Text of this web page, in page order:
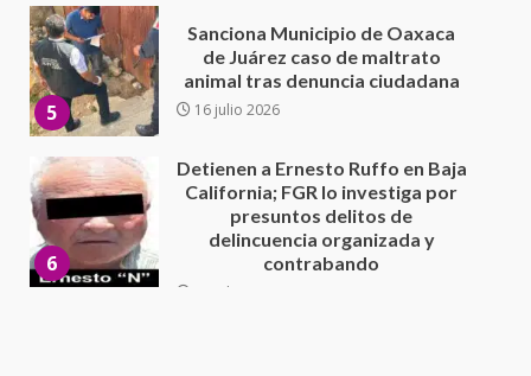
6
California; FGR lo investiga por
presuntos delitos de
delincuencia organizada y
contrabando
7
Sin paso carretera Oaxaca-
Cuacnopalan
26 junio 2026